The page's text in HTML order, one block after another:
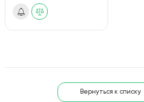
Вернуться к списку